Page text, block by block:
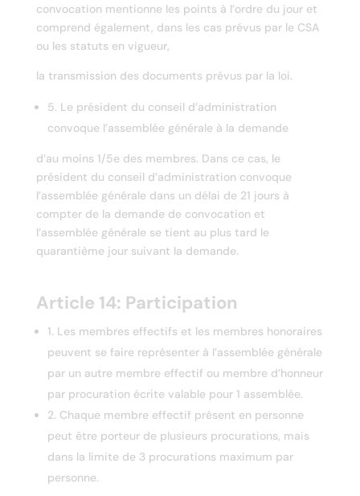
convocation mentionne les points à l’ordre du jour et
comprend également, dans les cas prévus par le CSA
ou les statuts en vigueur,
la transmission des documents prévus par la loi.
5. Le président du conseil d’administration
convoque l’assemblée générale à la demande
d’au moins 1/5e des membres. Dans ce cas, le
président du conseil d’administration convoque
l’assemblée générale dans un délai de 21 jours à
compter de la demande de convocation et
l’assemblée générale se tient au plus tard le
quarantième jour suivant la demande.
Article 14: Participation
1. Les membres effectifs et les membres honoraires
peuvent se faire représenter à l’assemblée générale
par un autre membre effectif ou membre d’honneur
par procuration écrite valable pour 1 assemblée.
2. Chaque membre effectif présent en personne
peut être porteur de plusieurs procurations, mais
dans la limite de 3 procurations maximum par
personne.